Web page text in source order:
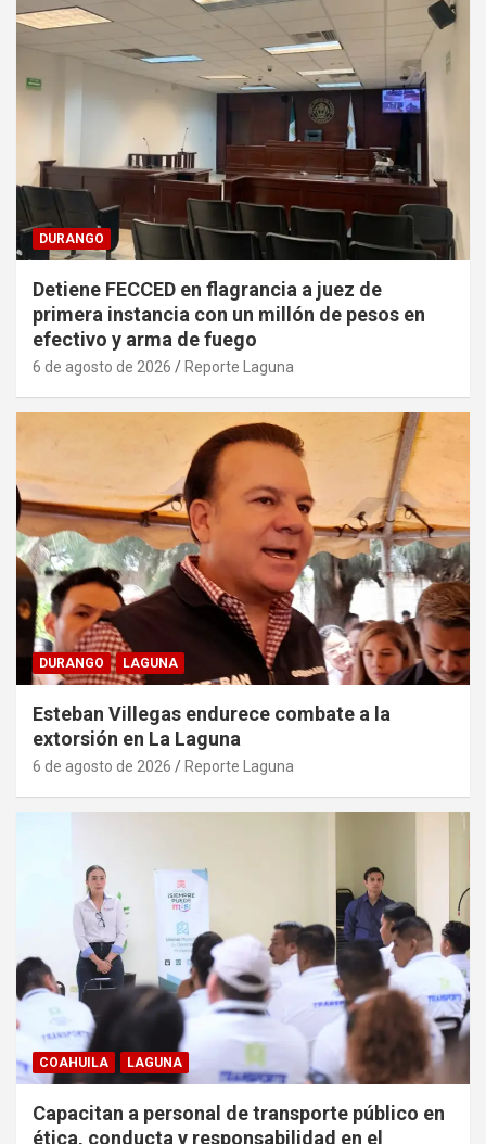
DURANGO
Detiene FECCED en flagrancia a juez de
primera instancia con un millón de pesos en
efectivo y arma de fuego
6 de agosto de 2026 Reporte Laguna
DURANGO LAGUNA
Esteban Villegas endurece combate a la
extorsión en La Laguna
6 de agosto de 2026 Reporte Laguna
COAHUILA LAGUNA
Capacitan a personal de transporte público en
ética, conducta y responsabilidad en el